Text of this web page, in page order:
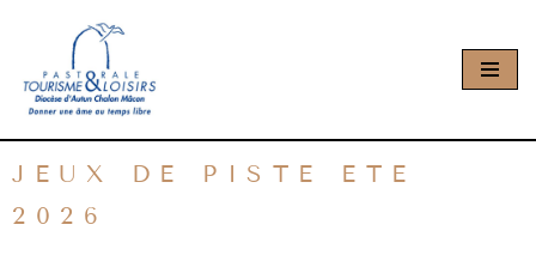
au
contenu
JEUX DE PISTE ETE
2026